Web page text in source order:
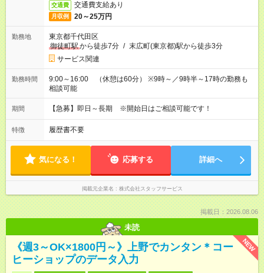
交通費 交通費支給あり
月収例 20～25万円
勤務地
東京都千代田区
御徒町駅から徒歩7分 / 末広町(東京都)駅から徒歩3分
サービス関連
勤務時間
9:00～16:00 （休憩は60分） ※9時～／9時半～17時の勤務も
相談可能
期間 【急募】即日～長期 ※開始日はご相談可能です！
特徴 履歴書不要
気になる！ 応募する 詳細へ
掲載元企業名 株式会社スタッフサービス
掲載日：2026.08.06
未読
NEW
《週3～OK×1800円～》上野でカンタン＊コー
ヒーショップのデータ入力